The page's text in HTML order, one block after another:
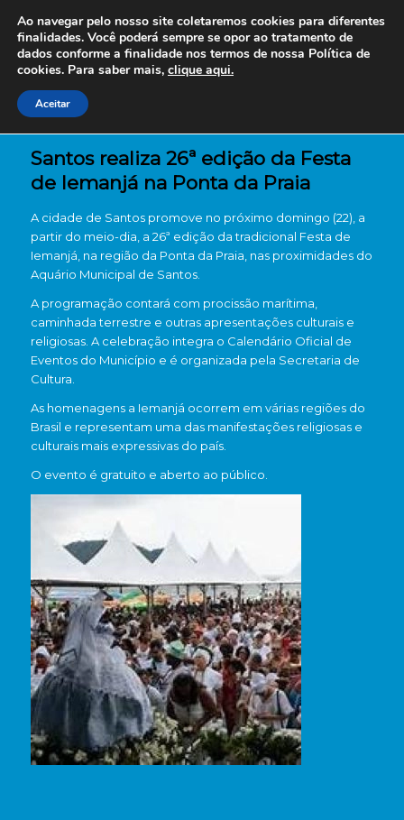
Santos realiza 26ª edição da Festa
de Iemanjá na Ponta da Praia
A cidade de Santospromove no próximo domingo (22), a
partir do meio-dia, a 26ª edição da tradicional Festa de
Iemanjá, na região da Ponta da Praia, nas proximidades do
Aquário Municipal de Santos.
A programação contará com procissão marítima,
caminhada terrestre e outras apresentações culturais e
religiosas. A celebração integra o Calendário Oficial de
Eventos do Município e é organizada pela Secretaria de
Cultura.
As homenagens a Iemanjá ocorrem em várias regiões do
Brasil e representam uma das manifestações religiosas e
culturais mais expressivas do país.
O evento é gratuito e aberto ao público.
Ao navegar pelo nosso site coletaremos cookies para diferentes
finalidades. Você poderá sempre se opor ao tratamento de
dados conforme a finalidade nos termos de nossa Política de
cookies. Para saber mais, clique aqui.
Aceitar